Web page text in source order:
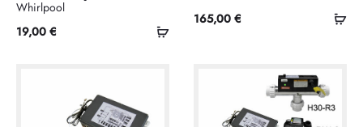
Ajouter
Whirlpool
19,00 €
165,00 €